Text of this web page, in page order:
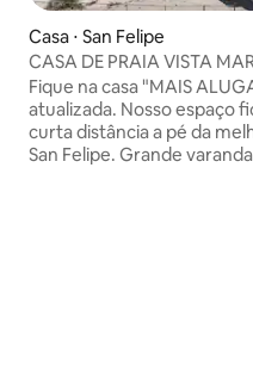
Casa ⋅ San Felipe
CASA DE PRAIA VISTA
alta velocidade Aluguel
Fique na casa "MAIS
atualizada. Nosso espaço
curta distância a pé da
San Felipe. Grande